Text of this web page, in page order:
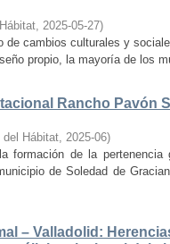
, 2025-05-27)
de cambios culturales y
propio, la mayoría de los
Rancho Pavón
del Hábitat, 2025-06)
formación de la
de Soledad de
– Valladolid: